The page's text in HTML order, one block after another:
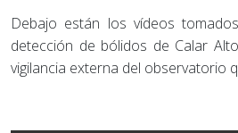
Debajo están los vídeos
detección de bólidos de Calar
vigilancia externa del observatorio